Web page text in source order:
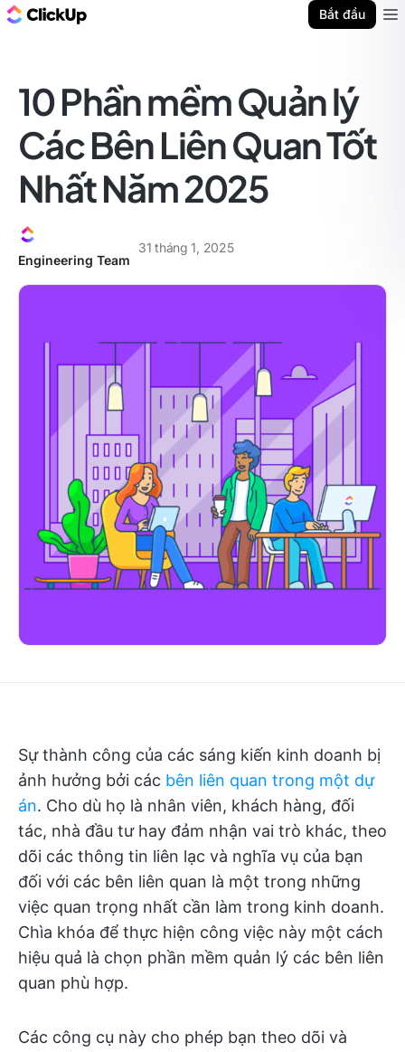
Bắt đầu
10 Phần mềm Quản lý
Các Bên Liên Quan Tốt
Nhất Năm 2025
Engineering Team
31 tháng 1, 2025
Sự thành công của các sáng kiến kinh doanh bị
ảnh hưởng bởi các bên liên quan trong một dự
án. Cho dù họ là nhân viên, khách hàng, đối
tác, nhà đầu tư hay đảm nhận vai trò khác, theo
dõi các thông tin liên lạc và nghĩa vụ của bạn
đối với các bên liên quan là một trong những
việc quan trọng nhất cần làm trong kinh doanh.
Chìa khóa để thực hiện công việc này một cách
hiệu quả là chọn phần mềm quản lý các bên liên
quan phù hợp.
Các công cụ này cho phép bạn theo dõi và